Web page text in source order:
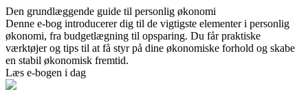
Den grundlæggende guide til personlig økonomi
Denne e-bog introducerer dig til de vigtigste elementer i personlig
økonomi, fra budgetlægning til opsparing. Du får praktiske
værktøjer og tips til at få styr på dine økonomiske forhold og skabe
en stabil økonomisk fremtid.
Læs e-bogen i dag